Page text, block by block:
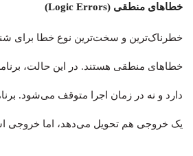
خطاهای منطقی (Logic Errors)
خطرناک‌ترین و سخت‌ترین نوع خطا برای
خطاهای منطقی هستند. در این حالت،
دارد و نه در زمان اجرا متوقف می‌شود.
یک خروجی هم تحویل می‌دهد، اما خروجی